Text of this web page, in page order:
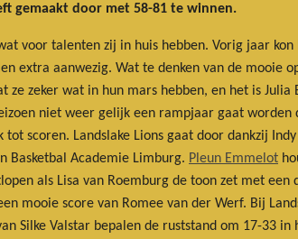
gemaakt door met 58-81 te winnen.
voor talenten zij in huis hebben. Vorig jaar
extra aanwezig. Wat te denken van de mooie
ze zeker wat in hun mars hebben, en het is
niet weer gelijk een rampjaar gaat worden
scoren. Landslake Lions gaat door dankzij
Basketbal Academie Limburg. Pleun Emmelot
als Lisa van Roemburg de toon zet met een
mooie score van Romee van der Werf. Bij
Silke Valstar bepalen de ruststand om 17-33 in